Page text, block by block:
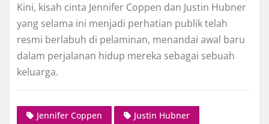
Kini, kisah cinta Jennifer Coppen dan Justin Hubner
yang selama ini menjadi perhatian publik telah
resmi berlabuh di pelaminan, menandai awal baru
dalam perjalanan hidup mereka sebagai sebuah
keluarga.
Jennifer Coppen
Justin Hubner